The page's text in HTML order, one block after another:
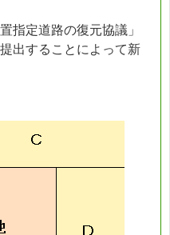
指定道路の復元協議」
出することによって新